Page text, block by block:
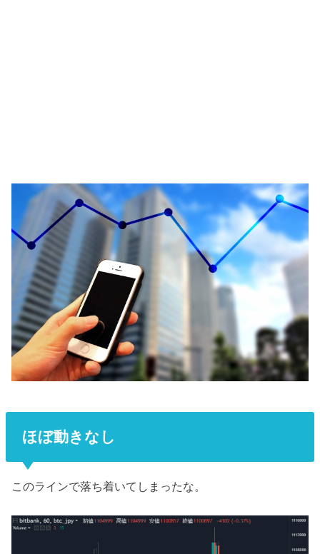
ほぼ動きなし
このラインで落ち着いてしまったな。